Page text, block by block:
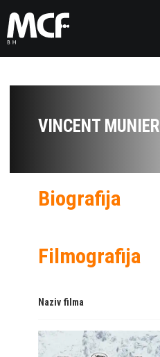
VINCENT MUNIER
Biografija
Filmografija
Naziv filma